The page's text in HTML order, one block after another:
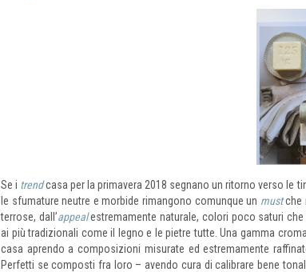
Se i trendcasa per la primavera 2018 segnano un ritorno verso le
le sfumature neutre e morbide rimangono comunque un mustche
terrose, dall’appealestremamente naturale, colori poco saturi
ai più tradizionali come il legno e le pietre tutte. Una gamma
casa aprendo a composizioni misurate ed estremamente
Perfetti se composti fra loro – avendo cura di calibrare bene